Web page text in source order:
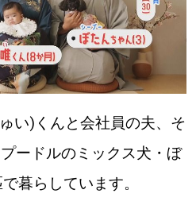
に触れたい】
【まったり楽しみたい】
たい】 札幌市
い)くんと会社員の夫、そ
ードルのミックス犬・ぼ
暮らしています。